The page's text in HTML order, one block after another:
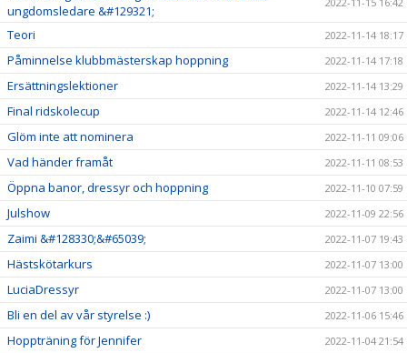
ungdomsledare &#129321;
Teori 2022-11-14 18:17
Påminnelse klubbmästerskap hoppning 2022-11-14 17:18
Ersättningslektioner 2022-11-14 13:29
Final ridskolecup 2022-11-14 12:46
Glöm inte att nominera 2022-11-11 09:06
Vad händer framåt 2022-11-11 08:53
Öppna banor, dressyr och hoppning 2022-11-10 07:59
Julshow 2022-11-09 22:56
Zaimi &#128330;&#65039; 2022-11-07 19:43
Hästskötarkurs 2022-11-07 13:00
LuciaDressyr 2022-11-07 13:00
Bli en del av vår styrelse :) 2022-11-06 15:46
Hoppträning för Jennifer 2022-11-04 21:54